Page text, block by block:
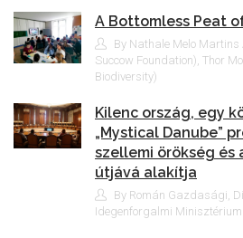
A Bottomless Peat
By Nathale Melo Martins
Succow Foundation), Thor
Biodiversity)
Kilenc ország, egy
„Mystical Danube”
szellemi örökség és
útjává alakítja
By Román Gazdasági,
Idegenforgalmi Minisztérium